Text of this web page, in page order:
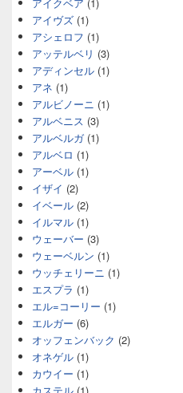
アイクベア (1)
アイヴズ (1)
アシェロフ (1)
アッテルベリ (3)
アディンセル (1)
アネ (1)
アルビノーニ (1)
アルベニス (3)
アルベルガ(1)
アルベロ (1)
アーベル (1)
イザイ (2)
イベール (2)
イルマル (1)
ウェーバー (3)
ウェーベルン (1)
ウッチェリーニ (1)
エスプラ (1)
エル=コーリー (1)
エルガー (6)
オッフェンバック (2)
オネゲル (1)
カウイー (1)